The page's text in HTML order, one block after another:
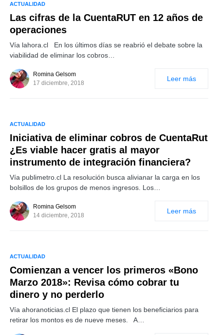
ACTUALIDAD
Las cifras de la CuentaRUT en 12 años de
operaciones
Vía lahora.cl En los últimos días se reabrió el debate sobre la
viabilidad de eliminar los cobros…
Romina Gelsom
17 diciembre, 2018
Leer más
ACTUALIDAD
Iniciativa de eliminar cobros de CuentaRut
¿Es viable hacer gratis al mayor
instrumento de integración financiera?
Vía publimetro.cl La resolución busca alivianar la carga en los
bolsillos de los grupos de menos ingresos. Los…
Romina Gelsom
14 diciembre, 2018
Leer más
ACTUALIDAD
Comienzan a vencer los primeros «Bono
Marzo 2018»: Revisa cómo cobrar tu
dinero y no perderlo
Vía ahoranoticias.cl El plazo que tienen los beneficiarios para
retirar los montos es de nueve meses. A…